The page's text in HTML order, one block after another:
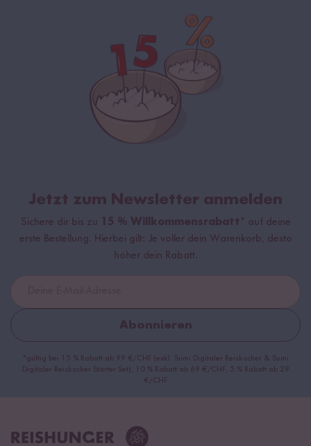
Jetzt zum Newsletter anmelden
Sichere dir bis zu 15 % Willkommensrabatt* auf deine
erste Bestellung. Hierbei gilt: Je voller dein Warenkorb, desto
höher dein Rabatt.
Abonnieren
*gültig bei 15 % Rabatt ab 99 €/CHF (exkl. Sumi Digitaler Reiskocher & Sumi
Digitaler Reiskocher Starter Set), 10 % Rabatt ab 69 €/CHF, 5 % Rabatt ab 29
€/CHF